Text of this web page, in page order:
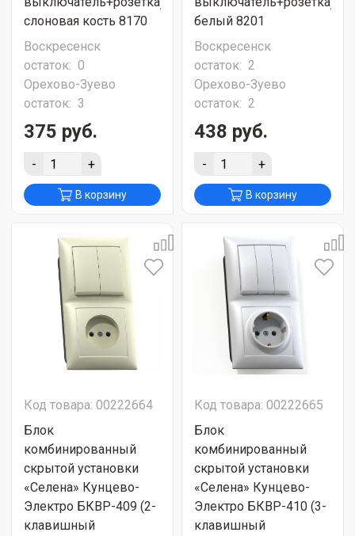
слоновая кость 8170
Воскресенск
остаток: 0
Орехово-Зуево
остаток: 3
375 руб.
- +
В корзину
белый 8201
Воскресенск
остаток: 2
Орехово-Зуево
остаток: 2
438 руб.
- +
В корзину
Код товара: 00222664
Блок
комбинированный
скрытой установки
«Селена» Кунцево-
Электро БКВР-409 (2-
клавишный
Код товара: 00222665
Блок
комбинированный
скрытой установки
«Селена» Кунцево-
Электро БКВР-410 (3-
клавишный